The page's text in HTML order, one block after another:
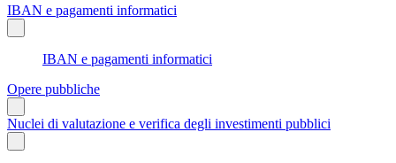
IBAN e pagamenti informatici
IBAN e pagamenti informatici
Opere pubbliche
Nuclei di valutazione e verifica degli investimenti pubblici